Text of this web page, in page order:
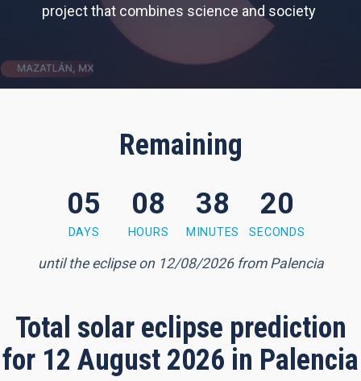
project that combines science and society
Remaining
18 seconds
05
DAYS
08
HOURS
38
MINUTES
19
SECONDS
until the eclipse on 12/08/2026 from Palencia
Total solar eclipse prediction
for 12 August 2026 in Palencia